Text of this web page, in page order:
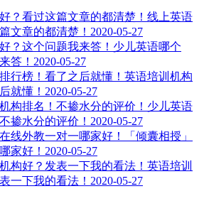
线上英语
文章的都清楚！ 2020-05-27
少儿英语哪个
答！ 2020-05-27
英语培训机构
就懂！ 2020-05-27
少儿英语
掺水分的评价！ 2020-05-27
「倾囊相授」
家好！ 2020-05-27
英语培训
一下我的看法！ 2020-05-27